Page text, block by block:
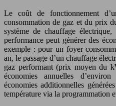
Le coût de fonctionnement
consommation de gaz et du prix
système de chauffage
performance peut générer des
exemple : pour un foyer
an, le passage d’un chauffage
gaz performant (prix moyen du
économies annuelles
économies additionnelles
température via la programmation